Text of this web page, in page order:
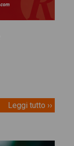
Leggi tutto ››